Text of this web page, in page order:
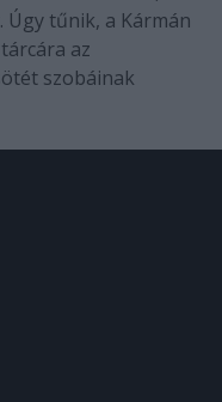
tűnik, a Kármán
az
szobáinak